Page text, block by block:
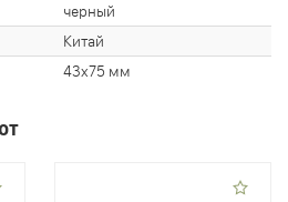
черный
Китай
43x75 мм